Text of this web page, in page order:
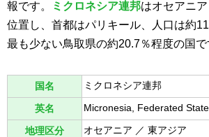
報です。
ミクロネシア連邦はオセアニ
位置し、首都はパリキール、人口は約
最も少ない鳥取県の約20.7％程度の国で
国名 ミクロネシア連邦
英名 Micronesia, Federated
地理区分 オセアニア ／ 東アジア